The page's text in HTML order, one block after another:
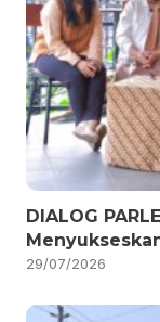
DIALOG
29/07/2026